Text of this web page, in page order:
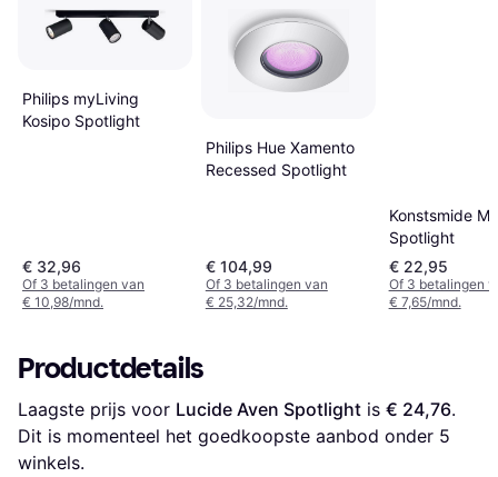
Philips myLiving
Kosipo Spotlight
€ 32,96
Of 3 betalingen van
€ 10,98/mnd.
Philips Hue Xamento
Recessed Spotlight
€ 104,99
Of 3 betalingen van
€ 25,32/mnd.
Konstsmide
Spotlight
€ 22,95
Of 3 betalingen
€ 7,65/mnd.
Productdetails
Laagste prijs voor Lucide Aven Spotlight is € 24,76.
Dit is momenteel het goedkoopste aanbod onder 5
winkels.